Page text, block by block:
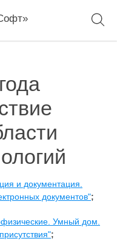
и документация.
документов";
Умный дом.
;